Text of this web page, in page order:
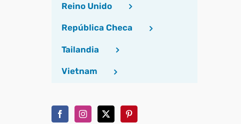
Reino Unido
República Checa
Tailandia
Vietnam